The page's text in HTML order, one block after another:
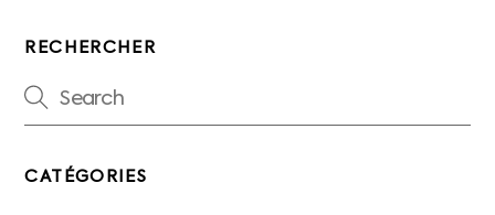
RECHERCHER
CATÉGORIES